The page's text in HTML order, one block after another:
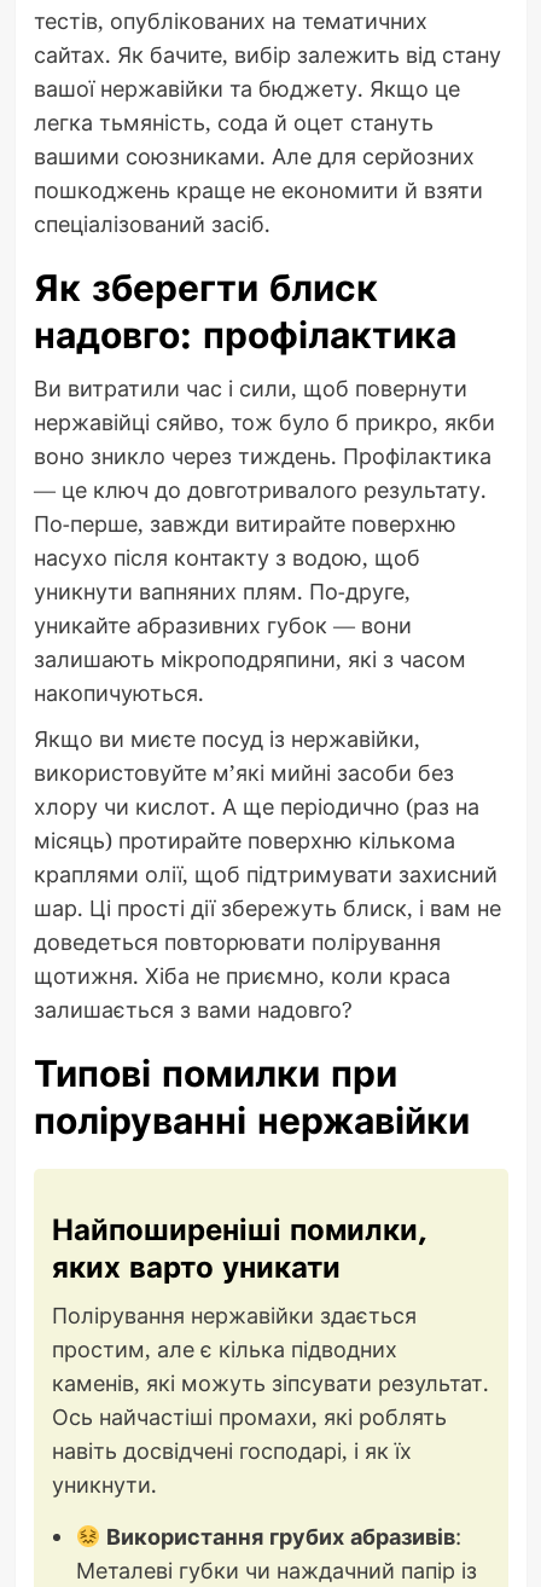
тестів, опублікованих на тематичних
сайтах. Як бачите, вибір залежить від стану
вашої нержавійки та бюджету. Якщо це
легка тьмяність, сода й оцет стануть
вашими союзниками. Але для серйозних
пошкоджень краще не економити й взяти
спеціалізований засіб.
Як зберегти блиск
надовго: профілактика
Ви витратили час і сили, щоб повернути
нержавійці сяйво, тож було б прикро, якби
воно зникло через тиждень. Профілактика
— це ключ до довготривалого результату.
По-перше, завжди витирайте поверхню
насухо після контакту з водою, щоб
уникнути вапняних плям. По-друге,
уникайте абразивних губок — вони
залишають мікроподряпини, які з часом
накопичуються.
Якщо ви миєте посуд із нержавійки,
використовуйте м’які мийні засоби без
хлору чи кислот. А ще періодично (раз на
місяць) протирайте поверхню кількома
краплями олії, щоб підтримувати захисний
шар. Ці прості дії збережуть блиск, і вам не
доведеться повторювати полірування
щотижня. Хіба не приємно, коли краса
залишається з вами надовго?
Типові помилки при
поліруванні нержавійки
Найпоширеніші помилки,
яких варто уникати
Полірування нержавійки здається
простим, але є кілька підводних
каменів, які можуть зіпсувати результат.
Ось найчастіші промахи, які роблять
навіть досвідчені господарі, і як їх
уникнути.
Використання грубих абразивів:
Металеві губки чи наждачний папір із